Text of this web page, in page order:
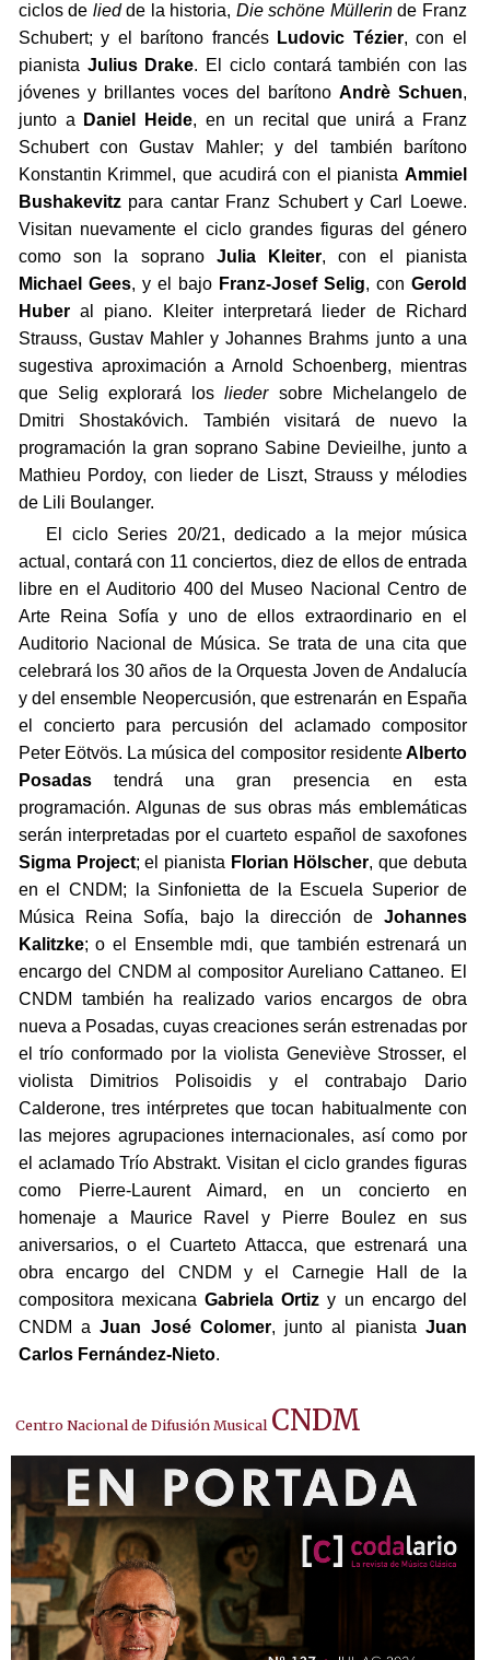
ciclos de liedde la historia, Die schöne Müllerinde Franz
Schubert; y el barítono francés Ludovic Tézier, con el
pianista Julius Drake. El ciclo contará también con las
jóvenes y brillantes voces del barítono Andrè Schuen,
junto a Daniel Heide, en un recital que unirá a Franz
Schubert con Gustav Mahler; y del también barítono
Konstantin Krimmel, que acudirá con el pianista Ammiel
Bushakevitzpara cantar Franz Schubert y Carl Loewe.
Visitan nuevamente el ciclo grandes figuras del género
como son la soprano Julia Kleiter, con el pianista
Michael Gees, y el bajo Franz-Josef Selig, con Gerold
Huberal piano. Kleiter interpretará lieder de Richard
Strauss, Gustav Mahler y Johannes Brahms junto a una
sugestiva aproximación a Arnold Schoenberg, mientras
que Selig explorará losliedersobre Michelangelo de
Dmitri Shostakóvich. También visitará de nuevo la
programación la gran soprano Sabine Devieilhe, junto a
Mathieu Pordoy, con lieder de Liszt, Strauss y mélodies
de Lili Boulanger.
El ciclo Series 20/21, dedicado a la mejor música
actual, contará con 11 conciertos, diez de ellos de entrada
libre en el Auditorio 400 del Museo Nacional Centro de
Arte Reina Sofía y uno de ellos extraordinario en el
Auditorio Nacional de Música. Se trata de una cita que
celebrará los 30 años de la Orquesta Joven de Andalucía
y del ensemble Neopercusión, que estrenarán en España
el concierto para percusión del aclamado compositor
Peter Eötvös. La música del compositor residenteAlberto
Posadastendrá una gran presencia en esta
programación. Algunas de sus obras más emblemáticas
serán interpretadas por el cuarteto español de saxofones
Sigma Project; el pianista Florian Hölscher, que debuta
en el CNDM; la Sinfonietta de la Escuela Superior de
Música Reina Sofía, bajo la dirección de Johannes
Kalitzke; o el Ensemble mdi, que también estrenará un
encargo del CNDM al compositor Aureliano Cattaneo. El
CNDM también ha realizado varios encargos de obra
nueva a Posadas, cuyas creaciones serán estrenadas por
el trío conformado por la violista Geneviève Strosser, el
violista Dimitrios Polisoidis y el contrabajo Dario
Calderone, tres intérpretes que tocan habitualmente con
las mejores agrupaciones internacionales, así como por
el aclamado Trío Abstrakt. Visitan el ciclo grandes figuras
como Pierre-Laurent Aimard, en un concierto en
homenaje a Maurice Ravel y Pierre Boulez en sus
aniversarios, o el Cuarteto Attacca, que estrenará una
obra encargo del CNDM y el Carnegie Hall de la
compositora mexicanaGabriela Ortiz y un encargo del
CNDM aJuan José Colomer, junto al pianista Juan
Carlos Fernández-Nieto.
Centro Nacional de Difusión Musical CNDM